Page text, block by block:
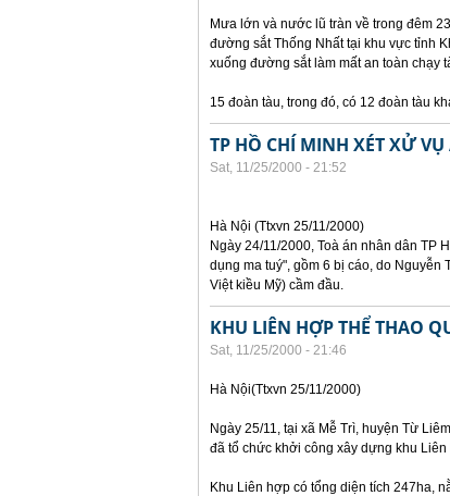
Mưa lớn và nước lũ tràn về trong đêm
đường sắt Thống Nhất tại khu vực tỉnh
xuống đường sắt làm mất an toàn chạy
15 đoàn tàu, trong đó, có 12 đoàn tàu
TP HỒ CHÍ MINH XÉT XỬ
Sat, 11/25/2000 - 21:52
Hà Nội (Ttxvn 25/11/2000)
Ngày 24/11/2000, Toà án nhân dân TP
dụng ma tuý", gồm 6 bị cáo, do Nguyễn
Việt kiều Mỹ) cầm đầu.
KHU LIÊN HỢP THỂ THAO
Sat, 11/25/2000 - 21:46
Hà Nội(Ttxvn 25/11/2000)
Ngày 25/11, tại xã Mễ Trì, huyện Từ
đã tổ chức khởi công xây dựng khu
Khu Liên hợp có tổng diện tích 247ha,